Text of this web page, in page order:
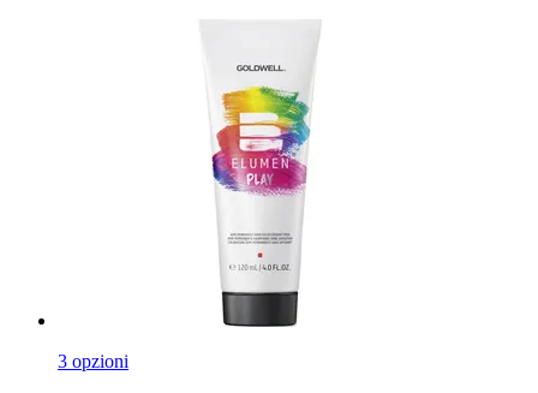
3 opzioni